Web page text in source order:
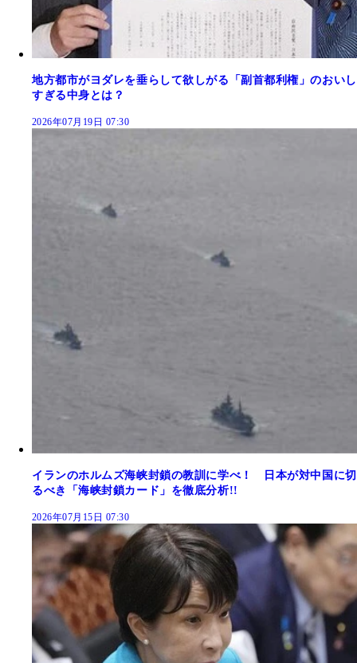
地方都市がヨダレを垂らして欲しがる「副首都利権」のおいし
すぎる中身とは？
2026年07月19日 07:30
イランのホルムズ海峡封鎖の教訓に学べ！ 日本が対中国に切
るべき「海峡封鎖カード」を徹底分析!!
2026年07月15日 07:30